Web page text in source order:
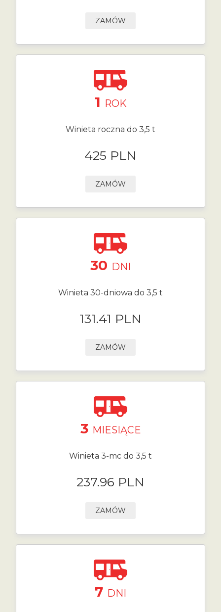
ZAMÓW
1 ROK
Winieta roczna do 3,5 t
425 PLN
ZAMÓW
30 DNI
Winieta 30-dniowa do 3,5 t
131.41 PLN
ZAMÓW
3 MIESIĄCE
Winieta 3-mc do 3,5 t
237.96 PLN
ZAMÓW
7 DNI